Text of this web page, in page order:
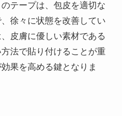
テープは、包皮を適切な
徐々に状態を改善してい
皮膚に優しい素材である
法で貼り付けることが重
果を高める鍵となりま